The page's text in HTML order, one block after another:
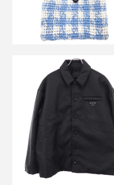
プラダ RE-NYLON ロゴプレー
ッドシャツジャケット
買取金額90,000円